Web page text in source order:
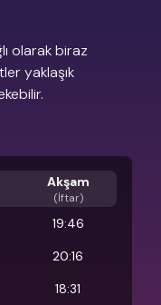
olarak biraz
yaklaşık
Akşam
(İftar)
19:46
20:16
18:31